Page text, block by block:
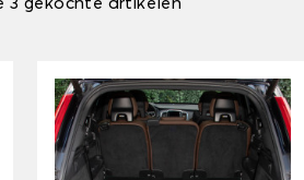
3 gekochte artikelen